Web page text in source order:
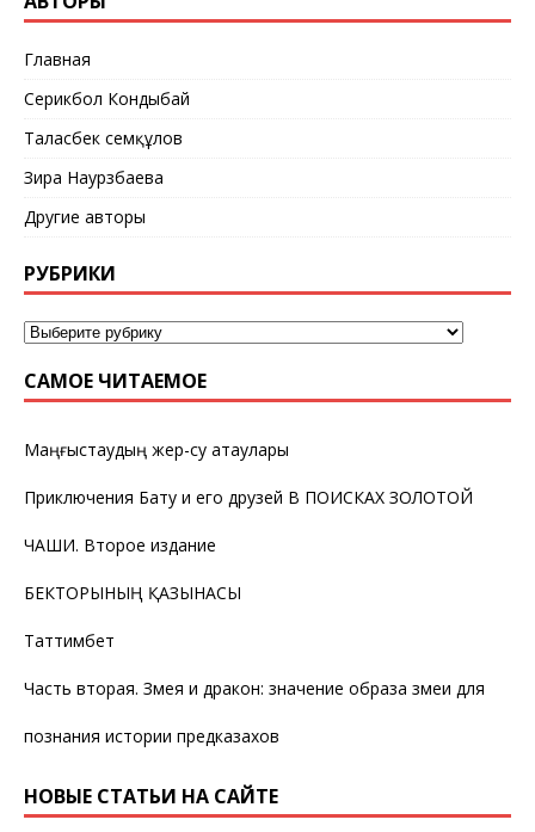
Главная
Серикбол Кондыбай
Таласбек Әсемқұлов
Зира Наурзбаева
Другие авторы
РУБРИКИ
САМОЕ ЧИТАЕМОЕ
Маңғыстаудың жер-су атаулары
Приключения Бату и его друзей В ПОИСКАХ ЗОЛОТОЙ
ЧАШИ. Второе издание
БЕКТОРЫНЫҢ ҚАЗЫНАСЫ
Таттимбет
Часть вторая. Змея и дракон: значение образа змеи для
познания истории предказахов
НОВЫЕ СТАТЬИ НА САЙТЕ